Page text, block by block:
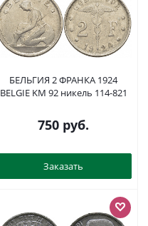
БЕЛЬГИЯ 2 ФРАНКА 1924
BELGIE KM 92 никель 114-821
750 руб.
Заказать